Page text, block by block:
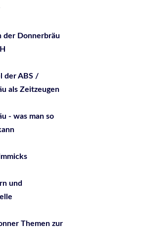
der Donnerbräu
der ABS /
als Zeitzeugen
- was man so
und
Themen zur